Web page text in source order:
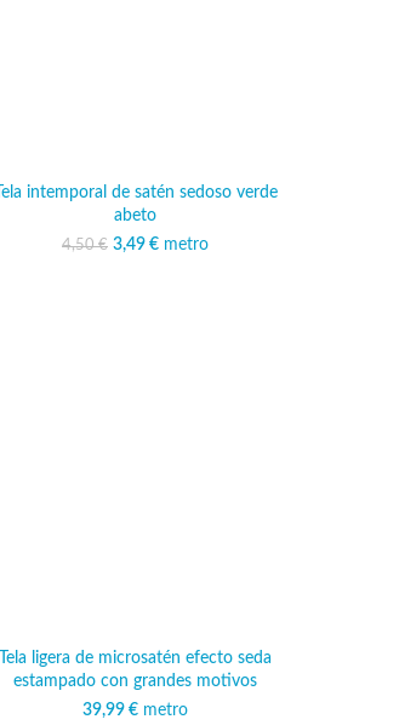
Tela intemporal de satén sedoso verde
abeto
4,50€
El precio original era:
3,49 € El precio actual es:
metro
Tela ligera de microsatén efecto seda
estampado con grandes motivos
39,99 € metro